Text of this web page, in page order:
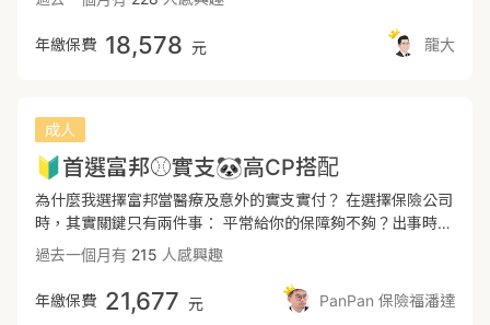
保險必須理賠。報告出來後若有異常基本上無法投保保險了。
📷自費檢查的部分 11項自費血液篩檢：此11項會跟著公費篩
檢一起檢測，大多都是罕見疾病的篩檢，建議先做早期發現早
非常完全，大多項目檢查出來也是等待發育發育完全而已。 超
音波報告通常隔天就出爐，若檢查出有異常保險無法投保。可
以評估投保後30天再進行超音波篩檢。
37週（含）以上／出生後體重滿2500克以上。👶🏼出生7~10天
內：報戶口取得身份證字號，立即投保把握黃金投保期！👶🏼若
寶寶健健康康無大礙，建議保險等待期30-90天後，再進一步
前不知道篩檢異常結果，若投保後篩檢異常並在等待期內住院
治療，保險公司仍必須理賠。⚠️如果超過以上天數投保則以生
長曲線為主喔！---🏨醫療險：『實支實付+定額型』雙層保障
📖『實支實付醫療』是理賠核心，花多少賠多少讓就醫時的自
費項目（手術費、升等病房、醫療耗材或輔具等）完全覆蓋，
+XHO自負額(保證續保）⭕保證續保條款⭕住院手術項不限
2-2-7以外手術⭕住院醫療無額度與次數上限⭕病房費可轉換
日額費（即無付費病房以最高額度理賠）⭕含重大手術及特定
注意失能額度足不足額？建議300萬起跳 5.重大燒燙傷：需注
意有無理賠10%以下表面積的皮膚移植手術？
年繳保費 18,578 元 龍大
成人
🔰首選富邦⚾️實支🐼高CP搭配
為什麼我選擇富邦當醫療及意外的實支實付？ 在選擇保險公司
時，其實關鍵只有兩件事： 平常給你的保障夠不夠？出事時賠
不賠、好不好賠？ 在2025 壽險公司申訴率總體檢（資料來
源：財團法人金融消費評議中心） 以富邦人壽來說，申訴率長
期低於 0.05％，在理賠方面，富邦長期維持低申訴率， 即使
在保戶數非常龐大的情況下，仍能維持穩定品質。 以條款面而
過去一個月有 215 人感興趣
年繳保費 21,677 元 PanPan 保險福潘達